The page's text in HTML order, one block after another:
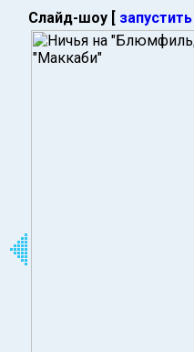
Слайд-шоу [ запустить